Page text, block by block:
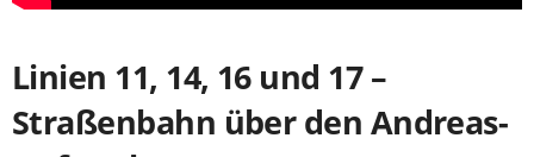
Linien 11, 14, 16 und 17 –
Straßenbahn über den Andreas-